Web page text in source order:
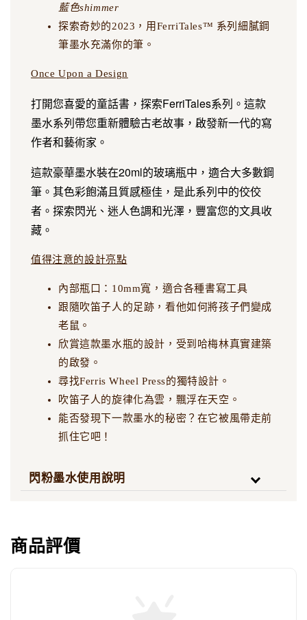
藍色shimmer
探索奇妙的2023，用FerriTales™ 系列細膩鋼
筆墨水充滿你的筆。
Once Upon a Design
打開您喜愛的童話書，探索FerriTales系列。這款
墨水系列帶您重新體驗古老故事，啟發新一代的寫
作者和藝術家。
這款豪華墨水裝在20ml的玻璃瓶中，適合大多數鋼
筆。其色彩飽滿且質感極佳，是此系列中的佼佼
者。探索閃光、迷人色調和光澤，豐富您的文具收
藏。
值得注意的設計亮點
內部瓶口：10mm寬，適合各種書寫工具
跟隨吹笛子人的足跡，看他如何將孩子們變成
老鼠。
欣賞這款墨水瓶的設計，受到哈梅林真實建築
的啟發。
尋找Ferris Wheel Press的獨特設計。
吹笛子人的旋律化為雲，飄浮在天空。
能否發現下一款墨水的秘密？在它被風帶走前
抓住它吧！
閃粉墨水使用說明
商品評價